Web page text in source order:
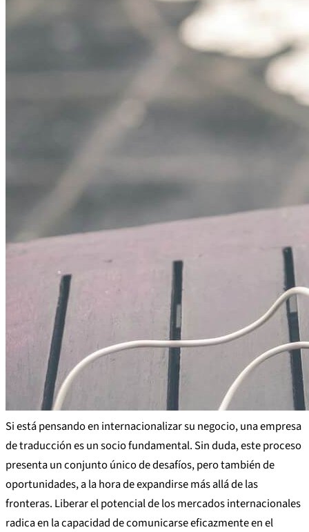
Si está pensando en internacionalizar su negocio, una empresa
de traducción es un socio fundamental. Sin duda, este proceso
presenta un conjunto único de desafíos, pero también de
oportunidades, a la hora de expandirse más allá de las
fronteras. Liberar el potencial de los mercados internacionales
radica en la capacidad de comunicarse eficazmente en el